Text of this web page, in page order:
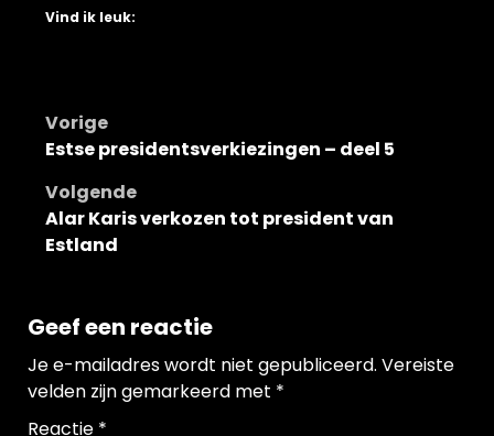
Vind ik leuk:
Bericht
navigatie
Vorige
Estse presidentsverkiezingen – deel 5
Volgende
Alar Karis verkozen tot president van
Estland
Geef een reactie
Je e-mailadres wordt niet gepubliceerd. Vereiste
velden zijn gemarkeerd met *
Reactie *